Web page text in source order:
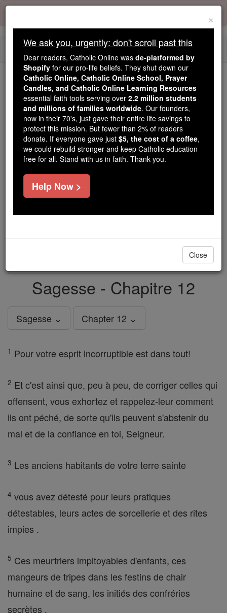
Skip
content
We ask you, urgently: don't scroll past this
Dear readers, Catholic Online
wasde-platformed by Shopify
for our pro-life beliefs. They
shut down ourCatholic
Online, Catholic Online School, Prayer Candles, and
tools serving over
families worldwide. Our founders, now in their 70's,
and keep Catholic education free for all. Stand with us
Sagesse - Chapitre 12
Sagesse ⌄ Chapter 12 ⌄
1 Pour votre esprit incorruptible est dans tout!
2 Et c'est ainsi que, peu à peu, de corriger celles qui
offensent, vous exhortez et rappelez-leur comment
ils ont péché, de sorte qu'ils peuvent s'abstenir du
mal et de la confiance en toi, Seigneur.
3 Les anciens habitants de votre terre sainte
4 vous avez détesté pour leurs pratiques
détestables, leurs actes de sorcellerie et des rites
impies .
5 Ces meurtriers impitoyables d'enfants, ces
mangeurs de tripes dans les festins de chair
humaine et de sang, les initiés des confréries
secrètes ,
×
We ask you, urgently: don't scroll past this
Dear readers, Catholic Online was de-platformed by
Shopify for our pro-life beliefs. They shut down our
Catholic Online, Catholic Online School, Prayer
Candles, and Catholic Online Learning Resources
essential faith tools serving over 2.2 million students
and millions of families worldwide. Our founders,
now in their 70's, just gave their entire life savings to
protect this mission. But fewer than 2% of readers
donate. If everyone gave just $5, the cost of a coffee,
we could rebuild stronger and keep Catholic education
free for all. Stand with us in faith. Thank you.
Help Now >
Close